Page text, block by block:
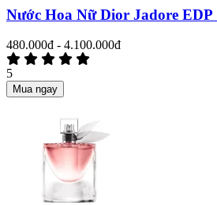
480.000đ - 4.100.000đ
5
Mua ngay